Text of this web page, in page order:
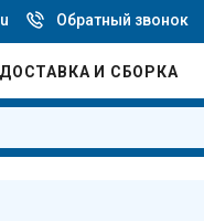
Обратный звонок
ДОСТАВКА И СБОРКА